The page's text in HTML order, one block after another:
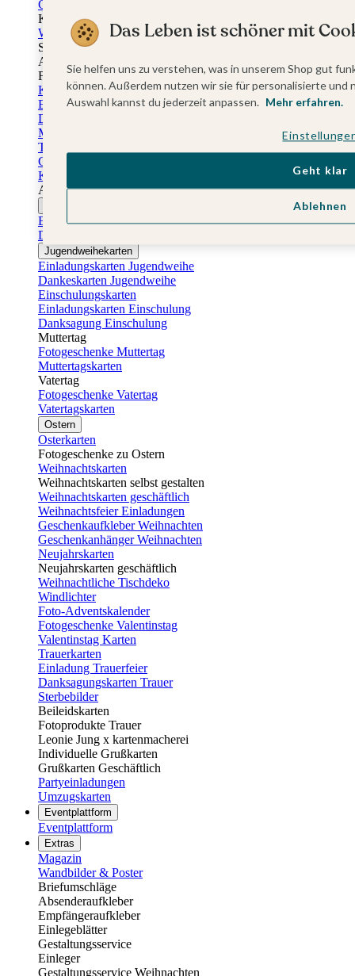
Gästebuch Taufe
Kartenbox Taufe
Willkommensschilder Taufe
Sticker Taufe
Absenderaufkleber Taufe
Fotobuch Taufe
Konfirmationskarten
Einladungskarten Konfirmation
Danksagung Konfirmation
Menükarten Konfirmation
Tischkarten Konfirmation
Gästebuch Konfirmation
Kerzen Konfirmation
Aufkleber zum Anlass Ihres Kindes
Einladungskarten Firmung
Dankeskarten Firmung
Jugendweihekarten
Einladungskarten Jugendweihe
Dankeskarten Jugendweihe
Einschulungskarten
Einladungskarten Einschulung
Danksagung Einschulung
Muttertag
Fotogeschenke Muttertag
Muttertagskarten
Vatertag
Fotogeschenke Vatertag
Vatertagskarten
Ostern
Osterkarten
Fotogeschenke zu Ostern
Weihnachtskarten
Weihnachtskarten selbst gestalten
Weihnachtskarten geschäftlich
Weihnachtsfeier Einladungen
Geschenkaufkleber Weihnachten
Geschenkanhänger Weihnachten
Neujahrskarten
Neujahrskarten geschäftlich
Weihnachtliche Tischdeko
Windlichter
Foto-Adventskalender
Fotogeschenke Valentinstag
Valentinstag Karten
Trauerkarten
Einladung Trauerfeier
Danksagungskarten Trauer
Sterbebilder
Beileidskarten
Fotoprodukte Trauer
Leonie Jung x kartenmacherei
Individuelle Grußkarten
Grußkarten Geschäftlich
Partyeinladungen
Umzugskarten
Eventplattform
Eventplattform
Extras
Magazin
Wandbilder & Poster
Briefumschläge
Absenderaufkleber
Empfängeraufkleber
Einlegeblätter
Gestaltungsservice
Einleger
Gestaltungsservice Weihnachten
Das Leben ist schöner mit
Sie helfen uns zu verstehen, was in unserem Shop gut
können. Außerdem nutzen wir sie für personalisierte
Auswahl kannst du jederzeit anpassen. Mehr erfahren.
Ablehnen
Geht klar